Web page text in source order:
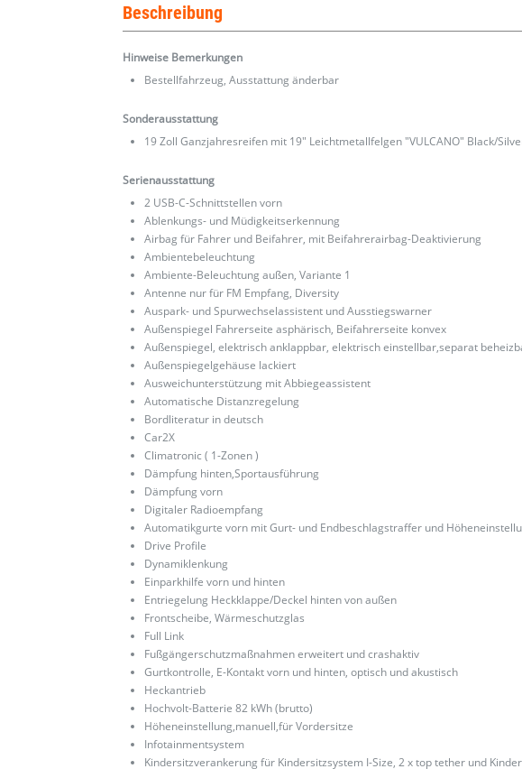
Beschreibung
Hinweise Bemerkungen
Bestellfahrzeug, Ausstattung änderbar
Sonderausstattung
19 Zoll Ganzjahresreifen mit 19" Leichtmetallfelgen "VULCANO" Black/
Serienausstattung
2 USB-C-Schnittstellen vorn
Ablenkungs- und Müdigkeitserkennung
Airbag für Fahrer und Beifahrer, mit Beifahrerairbag-Deaktivierung
Ambientebeleuchtung
Ambiente-Beleuchtung außen, Variante 1
Antenne nur für FM Empfang, Diversity
Auspark- und Spurwechselassistent und Ausstiegswarner
Außenspiegel Fahrerseite asphärisch, Beifahrerseite konvex
Außenspiegel, elektrisch anklappbar, elektrisch einstellbar,separat
Außenspiegelgehäuse lackiert
Ausweichunterstützung mit Abbiegeassistent
Automatische Distanzregelung
Bordliteratur in deutsch
Car2X
Climatronic ( 1-Zonen )
Dämpfung hinten,Sportausführung
Dämpfung vorn
Digitaler Radioempfang
Automatikgurte vorn mit Gurt- und Endbeschlagstraffer und
Drive Profile
Dynamiklenkung
Einparkhilfe vorn und hinten
Entriegelung Heckklappe/Deckel hinten von außen
Frontscheibe, Wärmeschutzglas
Full Link
Fußgängerschutzmaßnahmen erweitert und crashaktiv
Gurtkontrolle, E-Kontakt vorn und hinten, optisch und akustisch
Heckantrieb
Hochvolt-Batterie 82 kWh (brutto)
Höheneinstellung,manuell,für Vordersitze
Infotainmentsystem
Kindersitzverankerung für Kindersitzsystem I-Size, 2 x top tether und